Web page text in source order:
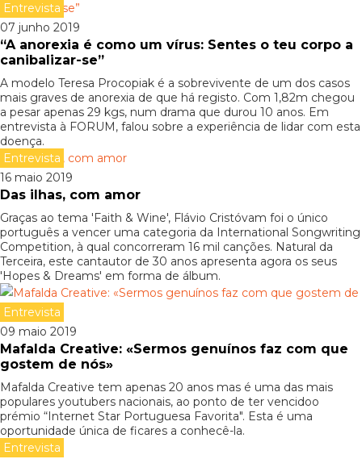
Entrevista
07 junho 2019
“A anorexia é como um vírus: Sentes o teu corpo a
canibalizar-se”
A modelo Teresa Procopiak é a sobrevivente de um dos casos
mais graves de anorexia de que há registo. Com 1,82m chegou
a pesar apenas 29 kgs, num drama que durou 10 anos. Em
entrevista à FORUM, falou sobre a experiência de lidar com esta
doença.
Entrevista
16 maio 2019
Das ilhas, com amor
Graças ao tema 'Faith & Wine', Flávio Cristóvam foi o único
português a vencer uma categoria da International Songwriting
Competition, à qual concorreram 16 mil canções. Natural da
Terceira, este cantautor de 30 anos apresenta agora os seus
'Hopes & Dreams' em forma de álbum.
Entrevista
09 maio 2019
Mafalda Creative: «Sermos genuínos faz com que
gostem de nós»
Mafalda Creative tem apenas 20 anos mas é uma das mais
populares youtubers nacionais, ao ponto de ter vencidoo
prémio “Internet Star Portuguesa Favorita". Esta é uma
oportunidade única de ficares a conhecê-la.
Entrevista